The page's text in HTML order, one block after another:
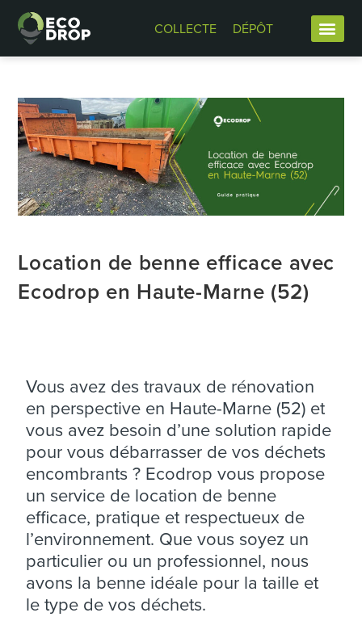
COLLECTE DÉPÔT
Location de benne efficace avec
Ecodrop en Haute-Marne (52)
Vous avez des travaux de rénovation
en perspective en Haute-Marne (52) et
vous avez besoin d’une solution rapide
pour vous débarrasser de vos déchets
encombrants ? Ecodrop vous propose
un service de location de benne
efficace, pratique et respectueux de
l’environnement. Que vous soyez un
particulier ou un professionnel, nous
avons la benne idéale pour la taille et
le type de vos déchets.